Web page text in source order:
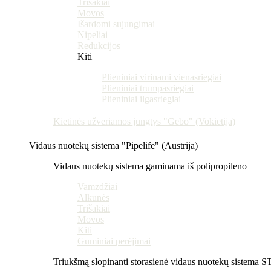
Movos
Išardomi sujungimai
Nipeliai
Redukcijos
Kiti
Plieniniai virinami vienasriegiai
Plieniniai trumpasriegiai
Plieniniai ilgasriegiai
Kietinės užveriamos jungtys "Gebo" (Vokietija)
Vidaus nuotekų sistema "Pipelife" (Austrija)
Vidaus nuotekų sistema gaminama iš polipropileno
Vamzdžiai
Alkūnės
Trišakiai
Movos
Kiti
Guminiai perėjimai
Triukšmą slopinanti storasienė vidaus nuotekų sistema